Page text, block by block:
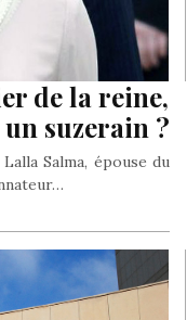
de la reine,
suzerain ?
Salma, épouse du